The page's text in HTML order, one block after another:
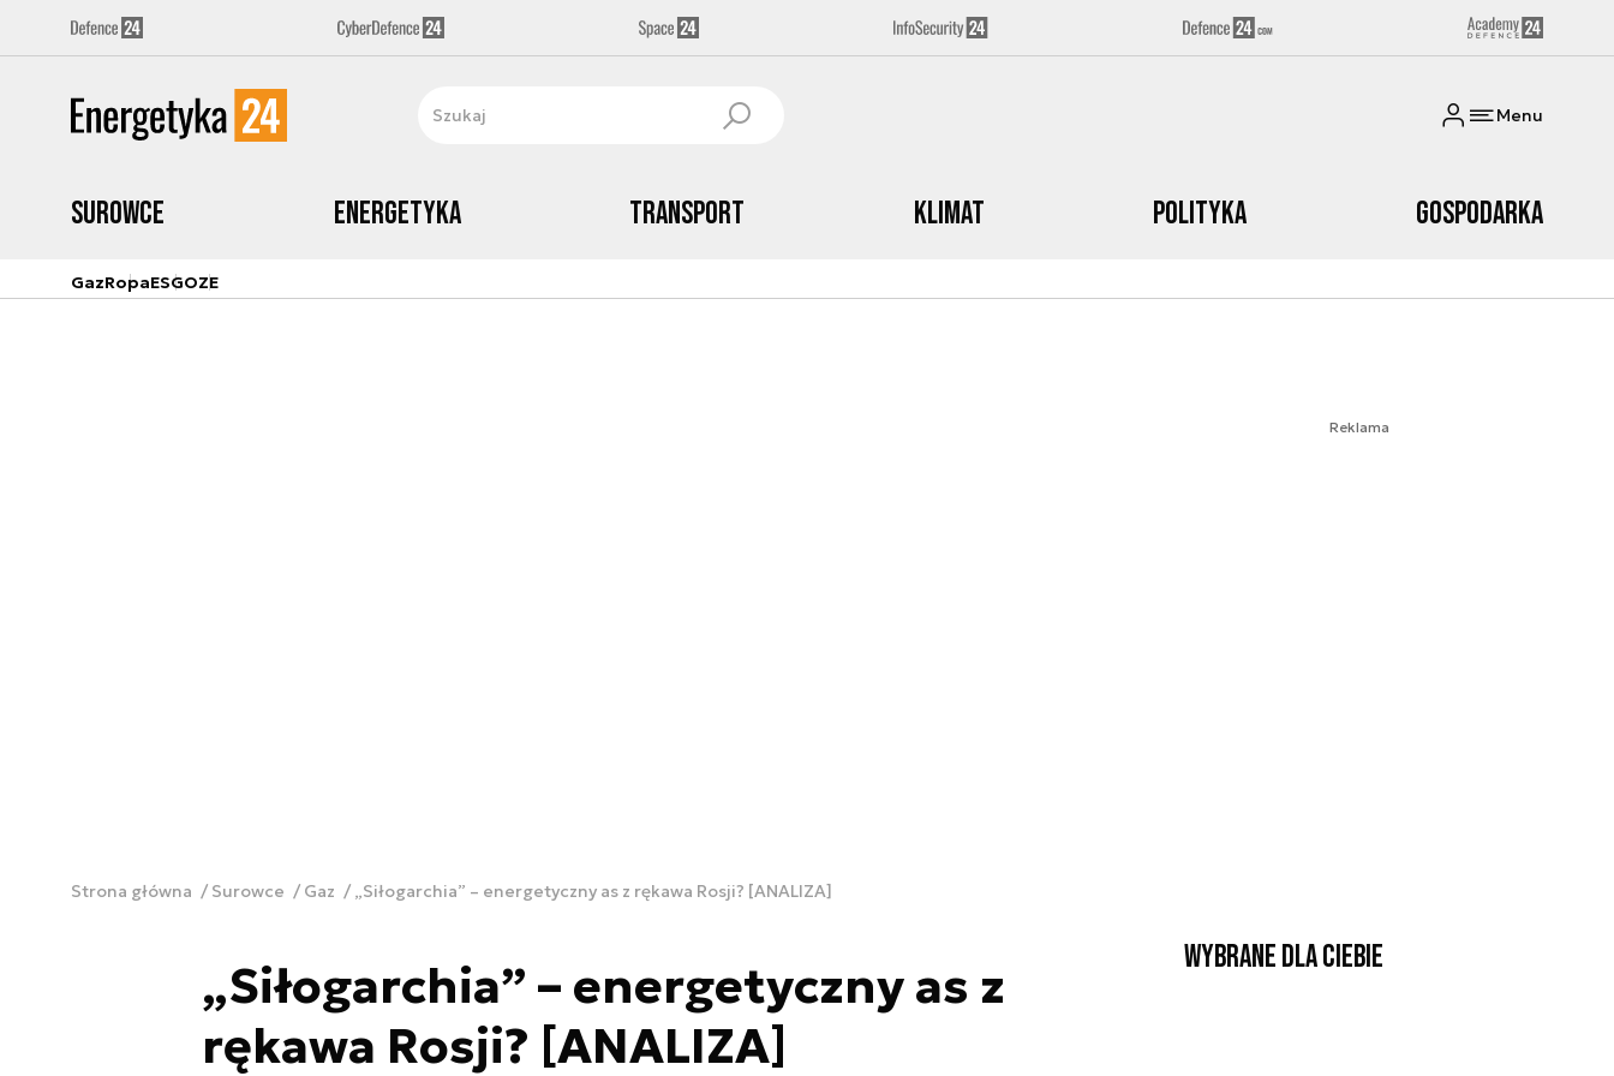
Menu
Surowce Energetyka Transport Klimat Polityka Gospodarka
GazRopaESGOZE
Reklama
Strona główna Surowce Gaz „Siłogarchia” – energetyczny as z rękawa Rosji? [ANALIZA]
„Siłogarchia” – energetyczny as z
rękawa Rosji? [ANALIZA]
Wybrane dla Ciebie